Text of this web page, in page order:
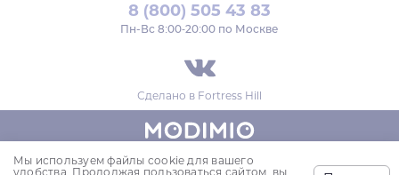
8 (800) 505 43 83
Пн‑Вс 8:00-20:00 по Москве
Сделано в Fortress Hill
© 2018-2026,
Мы используем файлы cookie для вашего
удобства. Продолжая пользоваться сайтом, вы